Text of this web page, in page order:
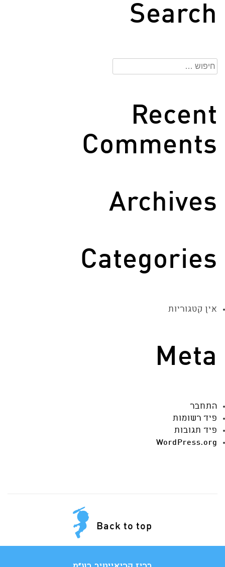
Search
חיפוש:
Recent
Comments
Archives
Categories
אין קטגוריות
Meta
התחבר
פיד רשומות
פיד תגובות
WordPress.org
Back to top